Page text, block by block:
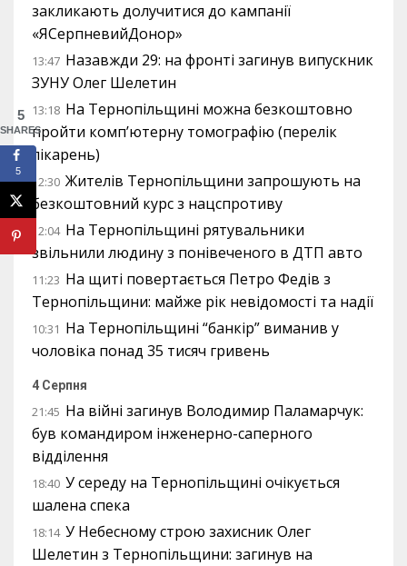
закликають долучитися до кампанії
«ЯСерпневийДонор»
13:47 Назавжди 29: на фронті загинув випускник
ЗУНУ Олег Шелетин
13:18 На Тернопільщині можна безкоштовно
пройти комп’ютерну томографію (перелік
лікарень)
12:30 Жителів Тернопільщини запрошують на
безкоштовний курс з нацспротиву
12:04 На Тернопільщині рятувальники
звільнили людину з понівеченого в ДТП авто
11:23 На щиті повертається Петро Федів з
Тернопільщини: майже рік невідомості та надії
10:31 На Тернопільщині “банкір” виманив у
чоловіка понад 35 тисяч гривень
4 Серпня
21:45 На війні загинув Володимир Паламарчук:
був командиром інженерно-саперного
відділення
18:40 У середу на Тернопільщині очікується
шалена спека
18:14 У Небесному строю захисник Олег
Шелетин з Тернопільщини: загинув на
5
SHARES
5